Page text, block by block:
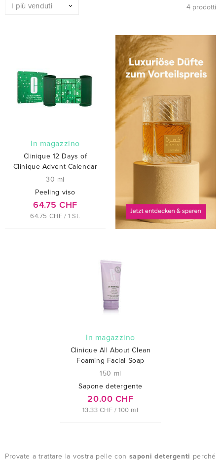
4 prodotti
In magazzino
Clinique 12 Days of
Clinique Advent Calendar
30 ml
Peeling viso
64.75 CHF
64.75 CHF / 1 St.
In magazzino
Clinique All About Clean
Foaming Facial Soap
150 ml
Sapone detergente
20.00 CHF
13.33 CHF / 100 ml
Provate a trattare la vostra pelle con saponi detergenti perché